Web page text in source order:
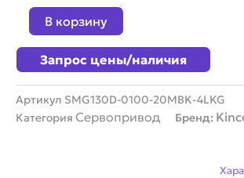
Серводвигатель
Kinco
SMG130D-
0100-
4LKG
В корзину
Запрос цены/наличия
Артикул SMG130D-0100-20MBK-4LKG
Категория Сервопривод Бренд: